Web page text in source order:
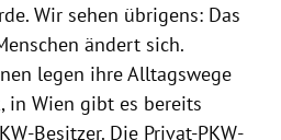
Wir sehen übrigens: Das
ändert sich.
legen ihre Alltagswege
in Wien gibt es bereits
Besitzer. Die Privat-PKW-